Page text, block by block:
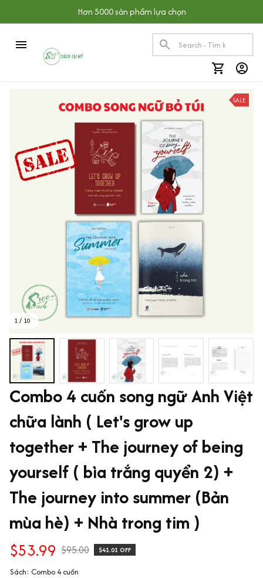
Hơn 5000 sản phẩm lựa chọn
1 / 10
SALE
Combo 4 cuốn song ngữ Anh Việt
chữa lành ( Let's grow up
together + The journey of being
yourself ( bìa trắng quyển 2) +
The journey into summer (Bản
mùa hè) + Nhà trong tim )
$53.99 $95.00 $41.01 OFF
Sách: Combo 4 cuốn